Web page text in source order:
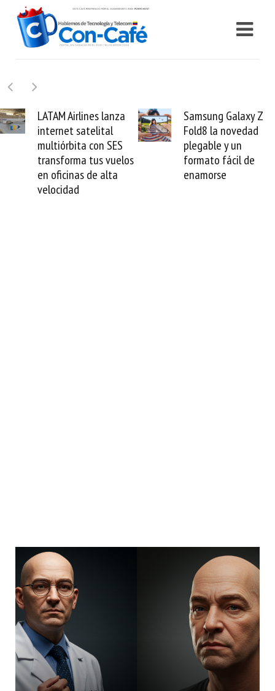
Samsung Galaxy Z
Fold8 la novedad
plegable y un
formato fácil de
enamorse
Cashea levanta 100
millones de dólares y
valida el crédito del
venezolano ante el
mundo